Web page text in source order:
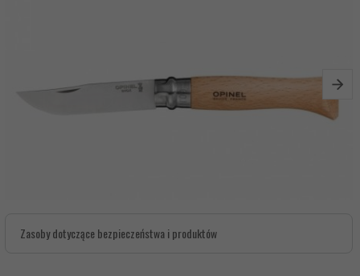
Zasoby dotyczące bezpieczeństwa i produktów